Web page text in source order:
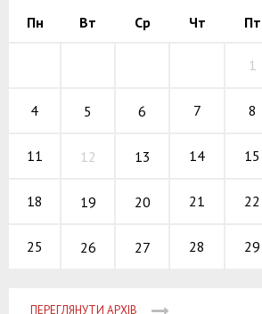
Пн Вт Ср Чт Пт
1
4 5 6 7 8
11 12 13 14 15
18 19 20 21 22
25 26 27 28 29
ПЕРЕГЛЯНУТИ АРХІВ